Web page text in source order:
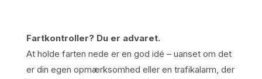
Fartkontroller? Du er advaret.
At holde farten nede er en god idé – uanset om det
er din egen opmærksomhed eller en trafikalarm, der